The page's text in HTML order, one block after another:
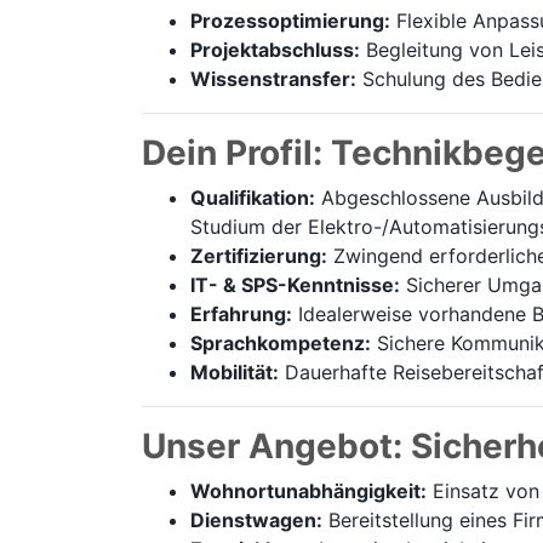
Prozessoptimierung: Flexible
Projektabschluss: Begleitung von
Wissenstransfer: Schulung des
Dein Profil:
Qualifikation: Abgeschlossene
Studium der Elektro-/
Zertifizierung: Zwingend
IT- & SPS-Kenntnisse: Sicherer
Erfahrung: Idealerweise vorhandene
Sprachkompetenz: Sichere
Mobilität: Dauerhafte
Unser Angebot:
Wohnortunabhängigkeit: Einsatz
Dienstwagen: Bereitstellung eines